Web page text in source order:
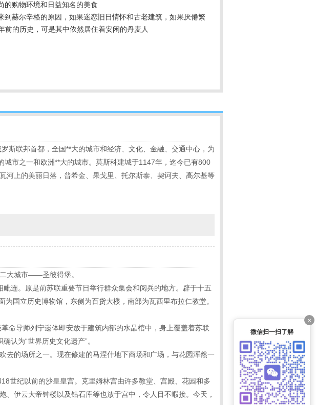
的购物环境和日益知名的美食
赫尔辛格的原因，如果迷恋旧日情怀和古老建筑，如果厌倦繁
前的历史，可是其中依然居住着安闲的丹麦人
联邦首都，全国**大的城市和经济、文化、金融、交通中心，为
市之一和欧洲**大的城市。莫斯科建城于1147年，迄今已有800
河上的美丽日落，普希金、果戈里、托尔斯泰、契诃夫、高尔基等
大城市——圣彼得堡。
连。原是前苏联重要节日举行群众集会和阅兵的地方。辟于十五
国立历史博物馆，东侧为百货大楼，南部为瓦西里布拉仁教堂。
命导师列宁遗体即安放于建筑内部的水晶棺中，身上覆盖着苏联
认为“世界历史文化遗产”。
去的场所之一。现在修建的马涅什地下商场和广场，与花园浑然一
世纪以前的沙皇皇宫。克里姆林宫由许多教堂、宫殿、花园和多
伊云大帝钟楼以及钻石库等也放于宫中，令人目不暇接。今天，
×
微信扫一扫了解